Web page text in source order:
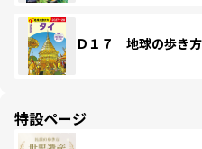
Ｄ１７ 地球の歩き
特設ページ